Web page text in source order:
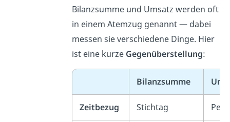
Bilanzsumme und Umsatz werden oft
in einem Atemzug genannt — dabei
messen sie verschiedene Dinge. Hier
ist eine kurze Gegenüberstellung:
Bilanzsumme
Zeitbezug Stichtag